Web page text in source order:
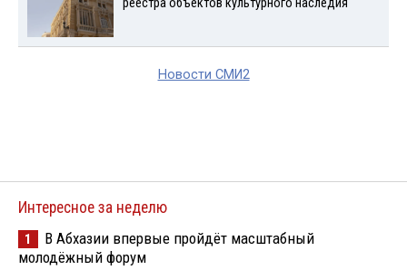
реестра объектов культурного наследия
Новости СМИ2
Интересное за неделю
1
В Абхазии впервые пройдёт масштабный
молодёжный форум